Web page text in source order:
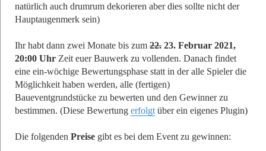
natürlich auch drumrum dekorieren aber dies sollte nicht der
Hauptaugenmerk sein)
Ihr habt dann zwei Monate bis zum 22. 23. Februar 2021,
20:00 Uhr Zeit euer Bauwerk zu vollenden. Danach findet
eine ein-wöchige Bewertungsphase statt in der alle Spieler die
Möglichkeit haben werden, alle (fertigen)
Baueventgrundstücke zu bewerten und den Gewinner zu
bestimmen. (Diese Bewertung erfolgt über ein eigenes Plugin)
Die folgenden Preise gibt es bei dem Event zu gewinnen: